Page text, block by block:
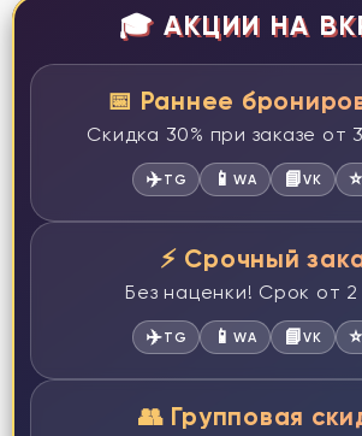
🎓 АКЦИИ НА
📅 Раннее
Скидка 30% при заказе от
✈️TG 📱WA 📘VK ⭐
⚡ Срочный
Без наценки! Срок от
✈️TG 📱WA 📘VK ⭐
👥 Групповая